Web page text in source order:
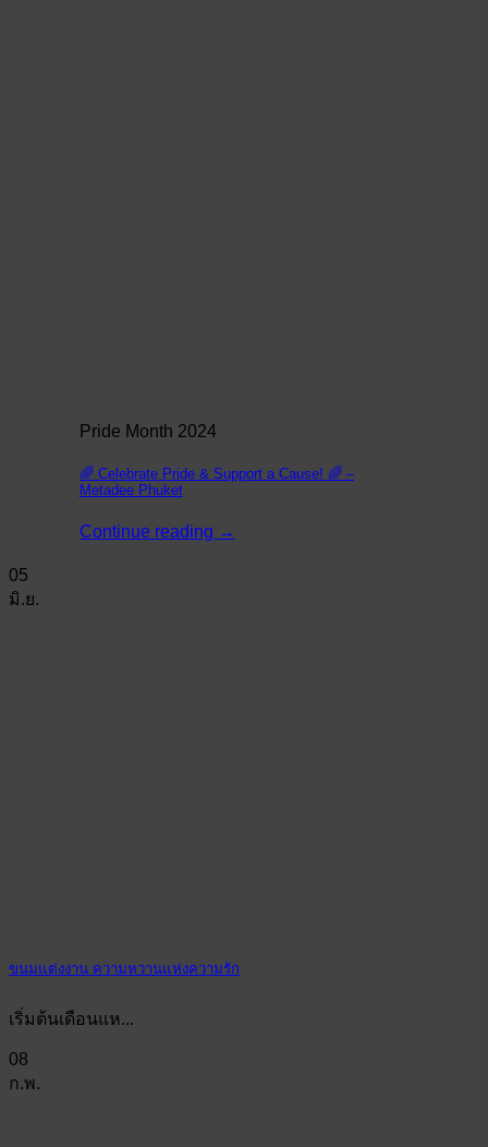
Pride Month 2024
🌈 Celebrate Pride & Support a Cause! 🌈 –
Metadee Phuket
Continue reading →
05
มิ.ย.
ขนมแต่งงาน ความหวานแห่งความรัก
เริ่มต้นเดือนแห...
08
ก.พ.